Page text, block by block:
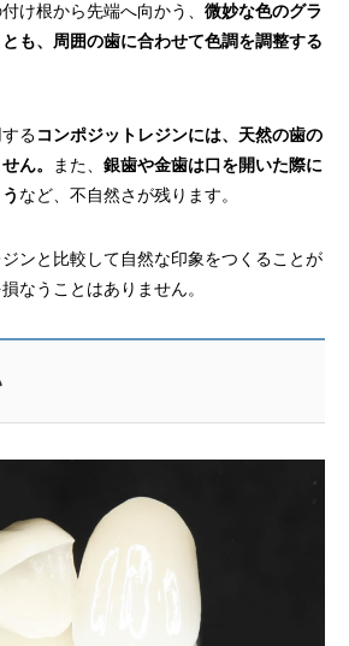
け根から先端へ向かう、 微妙な色のグラ
も、周囲の歯に合わせて色調を調整する
る コンポジットレジンには、天然の歯の
ん。
また、 銀歯や金歯は口を開いた際に
など、不自然さが残ります。
ンと比較して自然な印象をつくることが
なうことはありません。